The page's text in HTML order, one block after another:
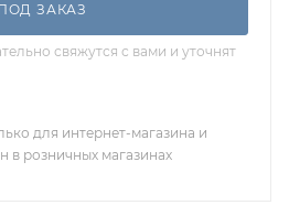
ЗАКАЗ
свяжутся с вами и уточнят
для интернет-магазина и
в розничных магазинах